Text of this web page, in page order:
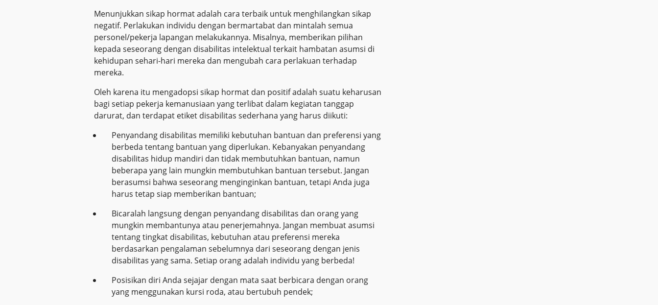
Menunjukkan sikap hormat adalah cara terbaik untuk menghilangkan sikap
negatif. Perlakukan individu dengan bermartabat dan mintalah semua
personel/pekerja lapangan melakukannya. Misalnya, memberikan pilihan
kepada seseorang dengan disabilitas intelektual terkait hambatan asumsi di
kehidupan sehari-hari mereka dan mengubah cara perlakuan terhadap
mereka.
Oleh karena itu mengadopsi sikap hormat dan positif adalah suatu keharusan
bagi setiap pekerja kemanusiaan yang terlibat dalam kegiatan tanggap
darurat, dan terdapat etiket disabilitas sederhana yang harus diikuti:
Penyandang disabilitas memiliki kebutuhan bantuan dan preferensi yang
berbeda tentang bantuan yang diperlukan. Kebanyakan penyandang
disabilitas hidup mandiri dan tidak membutuhkan bantuan, namun
beberapa yang lain mungkin membutuhkan bantuan tersebut. Jangan
berasumsi bahwa seseorang menginginkan bantuan, tetapi Anda juga
harus tetap siap memberikan bantuan;
Bicaralah langsung dengan penyandang disabilitas dan orang yang
mungkin membantunya atau penerjemahnya. Jangan membuat asumsi
tentang tingkat disabilitas, kebutuhan atau preferensi mereka
berdasarkan pengalaman sebelumnya dari seseorang dengan jenis
disabilitas yang sama. Setiap orang adalah individu yang berbeda!
Posisikan diri Anda sejajar dengan mata saat berbicara dengan orang
yang menggunakan kursi roda, atau bertubuh pendek;